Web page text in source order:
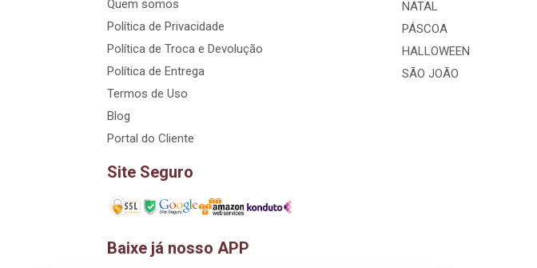
Quem somos
Política de Privacidade
Política de Troca e Devolução
Política de Entrega
Termos de Uso
Blog
Portal do Cliente
Site Seguro
Baixe já nosso APP
NATAL
PÁSCOA
HALLOWEEN
SÃO JOÃO